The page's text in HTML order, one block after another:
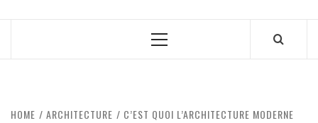
Primary
HOME ARCHITECTURE C’EST QUOI L’ARCHITECTURE MODERNE